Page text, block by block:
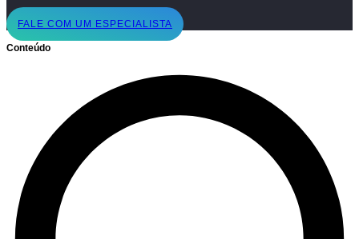
FALE COM UM ESPECIALISTA
Conteúdo